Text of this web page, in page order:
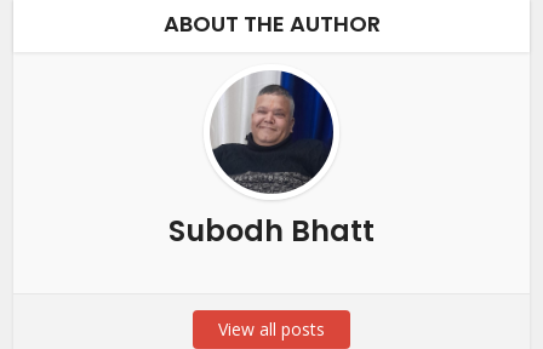
ABOUT THE AUTHOR
Subodh Bhatt
View all posts